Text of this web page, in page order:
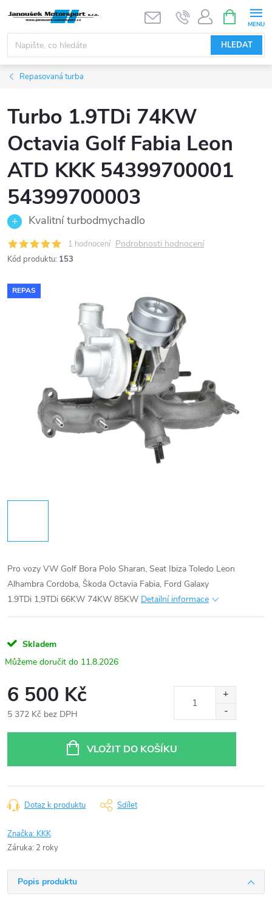
obsah
HLEDAT
NÁKUPNÍ
KOŠÍK
Repasovaná turba
Turbo 1.9TDi 74KW
Octavia Golf Fabia Leon
ATD KKK 54399700001
54399700003
Kvalitní turbodmychadlo
1 hodnocení Podrobnosti hodnocení
Kód produktu: 153
REPAS
Pro vozy VW Golf Bora Polo Sharan, Seat Ibiza Toledo Leon
Alhambra Cordoba, Škoda Octavia Fabia, Ford Galaxy
1.9TDi 1,9TDi 66KW 74KW 85KW Detailní informace
Skladem
11.8.2026
6 500 Kč
5 372 Kč bez DPH
VLOŽIT DO KOŠÍKU
Dotaz k produktu Sdílet
Značka: KKK
Záruka: 2 roky
Popis produktu